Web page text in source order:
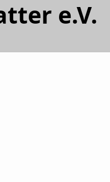
e.V.